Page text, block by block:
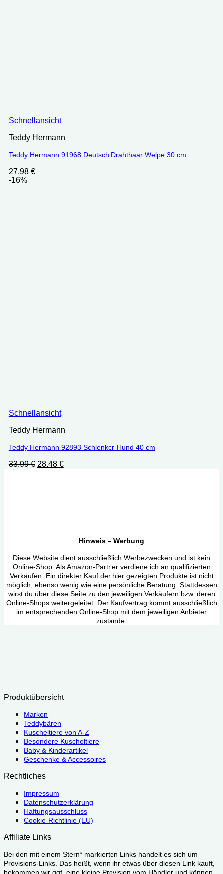
Schnellansicht
Teddy Hermann
Teddy Hermann 91968 Deutsch Drahthaar Welpe 30 cm
27.98 €
-16%
Schnellansicht
Teddy Hermann
Teddy Hermann 92893 Schlenker-Hund 40 cm
33.99€ Ursprünglicher
28.48 €Aktueller
Hinweis – Werbung
Diese Website dient ausschließlich Werbezwecken und ist kein
Online-Shop. Als Amazon-Partner verdiene ich an qualifizierten
Verkäufen. Ein direkter Kauf der hier gezeigten Produkte ist nicht
möglich, ebenso wenig wie eine persönliche Beratung. Stattdessen
wirst du über diese Seite zu den jeweiligen Verkäufern bzw. deren
Online-Shops weitergeleitet. Der Kaufvertrag kommt ausschließlich
im entsprechenden Online-Shop mit dem jeweiligen Anbieter
zustande.
Produktübersicht
Marken
Teddybären
Kuscheltiere von A-Z
Besondere Kuscheltiere
Baby & Kinderartikel
Geschenke & Accessoires
Rechtliches
Impressum
Datenschutzerklärung
Haftungsausschluss
Cookie-Richtlinie (EU)
Affiliate Links
Bei den mit einem Stern* markierten Links handelt es sich um
Provisions-Links. Das heißt, wenn ihr etwas über diesen Link kauft,
bekommen wir ggf. eine kleine Provision vom Händler und können